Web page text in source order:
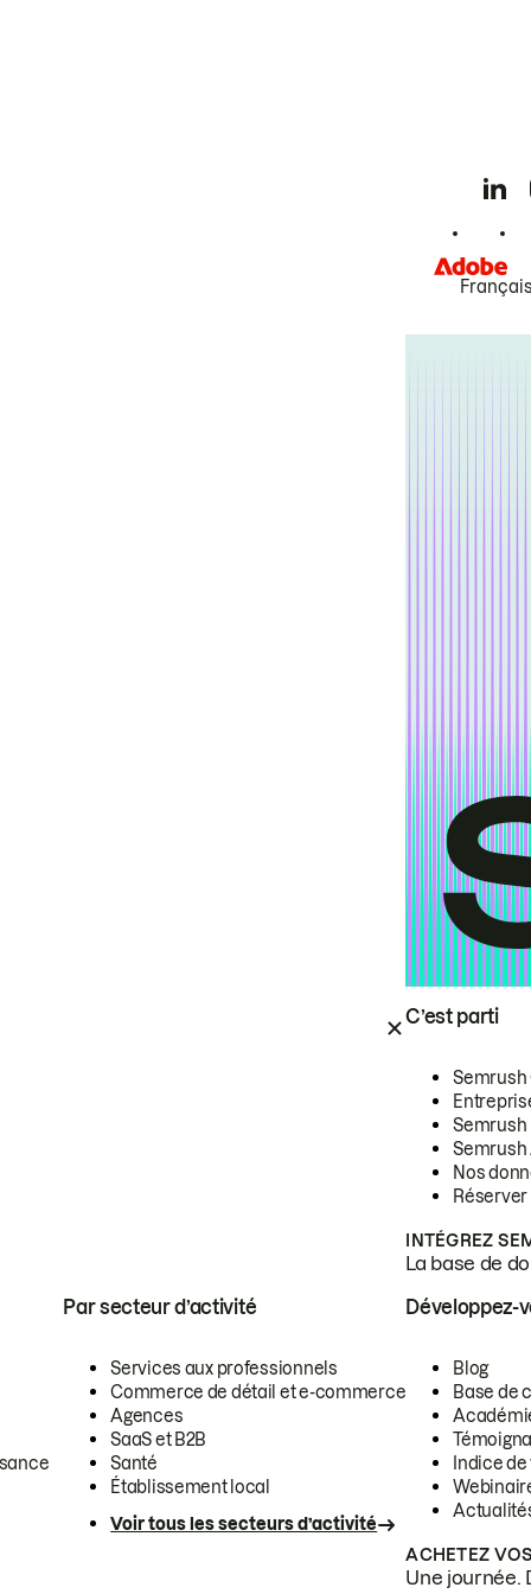
C’est parti
Semrush
Semrush
Semrush
Nos
INTÉGREZ
La base de
Par secteur d’activité
Services aux professionnels
Commerce de détail et e-commerce
Agences
SaaS et B2B
Santé
Établissement local
Voir tous les secteurs d’activité
Développez-
Blog
Base de
Indice
ACHETEZ
Une journée.